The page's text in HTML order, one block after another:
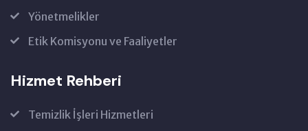
Yönetmelikler
Etik Komisyonu ve Faaliyetler
Hizmet Rehberi
Temizlik İşleri Hizmetleri